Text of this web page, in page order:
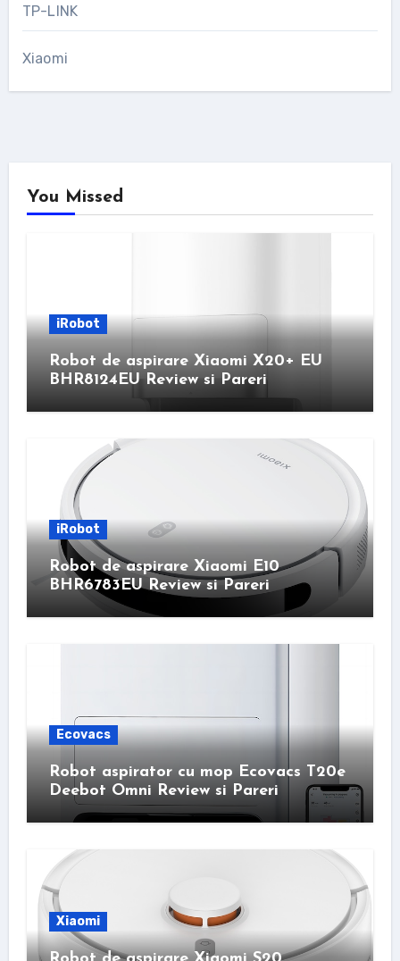
TP-LINK
Xiaomi
You Missed
iRobot
Robot de aspirare Xiaomi X20+ EU
BHR8124EU Review si Pareri
iRobot
Robot de aspirare Xiaomi E10
BHR6783EU Review si Pareri
Ecovacs
Robot aspirator cu mop Ecovacs T20e
Deebot Omni Review si Pareri
Xiaomi